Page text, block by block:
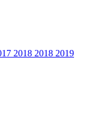
2018 2018 2019